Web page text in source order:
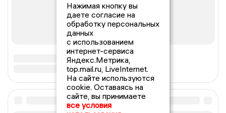
Нажимая кнопку вы
даете согласие на
обработку персональных
данных
с использованием
интернет-сервиса
Яндекс.Метрика,
top.mail.ru, LiveInternet.
На сайте используются
cookie. Оставаясь на
сайте, вы принимаете
все условия